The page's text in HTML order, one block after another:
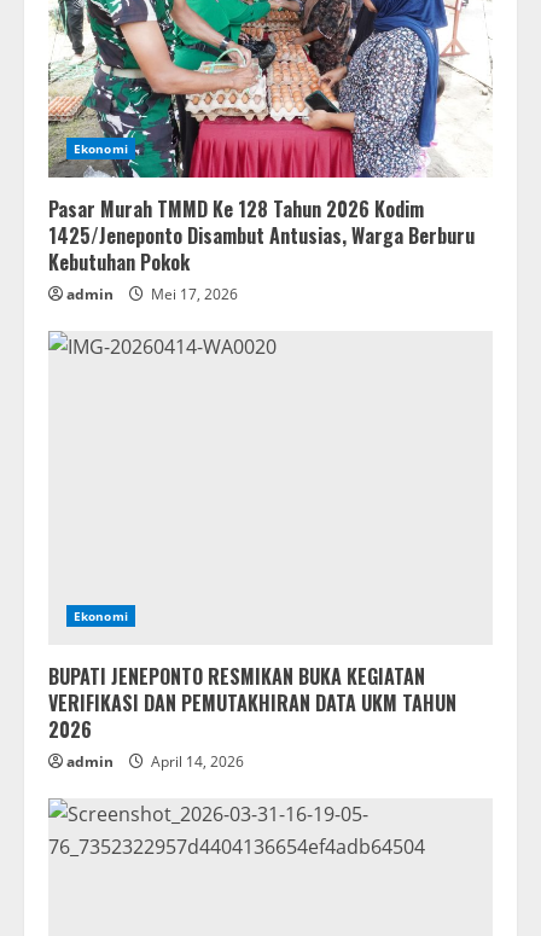
Ekonomi
Pasar Murah TMMD Ke 128 Tahun 2026 Kodim
1425/Jeneponto Disambut Antusias, Warga Berburu
Kebutuhan Pokok
admin Mei 17, 2026
Ekonomi
BUPATI JENEPONTO RESMIKAN BUKA KEGIATAN
VERIFIKASI DAN PEMUTAKHIRAN DATA UKM TAHUN
2026
admin April 14, 2026